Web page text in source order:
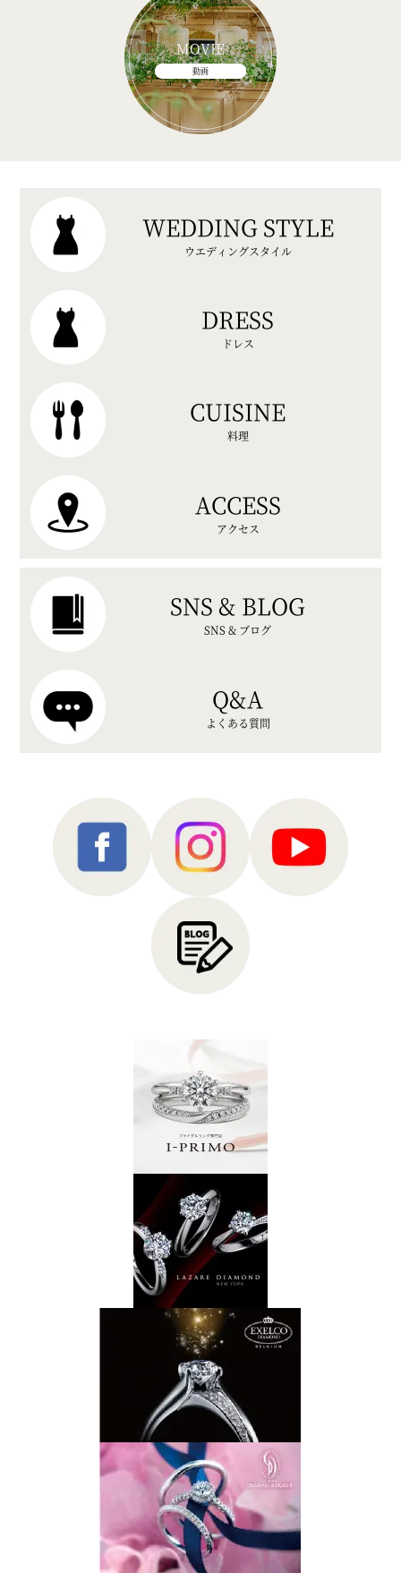
MOVIE
動画
WEDDING STYLE
ウエディングスタイル
DRESS
ドレス
CUISINE
料理
ACCESS
アクセス
SNS & BLOG
SNS & ブログ
Q&A
よくある質問